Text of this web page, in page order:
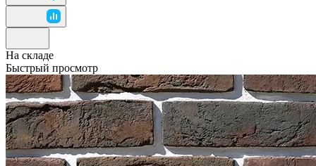
На складе
Быстрый просмотр